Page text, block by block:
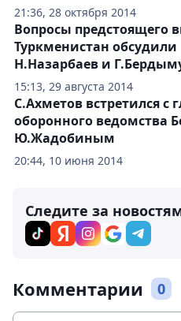
21:36, 28 октября 2014
15:13, 29 августа 2014
Вопросы предстоящего
Туркменистан обсудили
Н.Назарбаев и
20:44, 10 июня 2014
С.Ахметов встретился с
оборонного ведомства
Ю.Жадобиным
Следите за
Комментарии 0